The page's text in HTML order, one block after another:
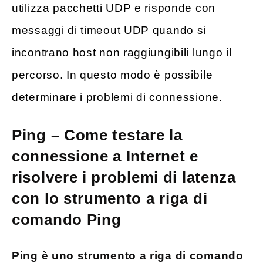
utilizza pacchetti UDP e risponde con
messaggi di timeout UDP quando si
incontrano host non raggiungibili lungo il
percorso. In questo modo è possibile
determinare i problemi di connessione.
Ping – Come testare la
connessione a Internet e
risolvere i problemi di latenza
con lo strumento a riga di
comando Ping
Ping è uno strumento a riga di comando